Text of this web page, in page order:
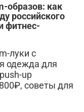
образов: как
российского
фитнес-
луки с
одежда для
up
советы для